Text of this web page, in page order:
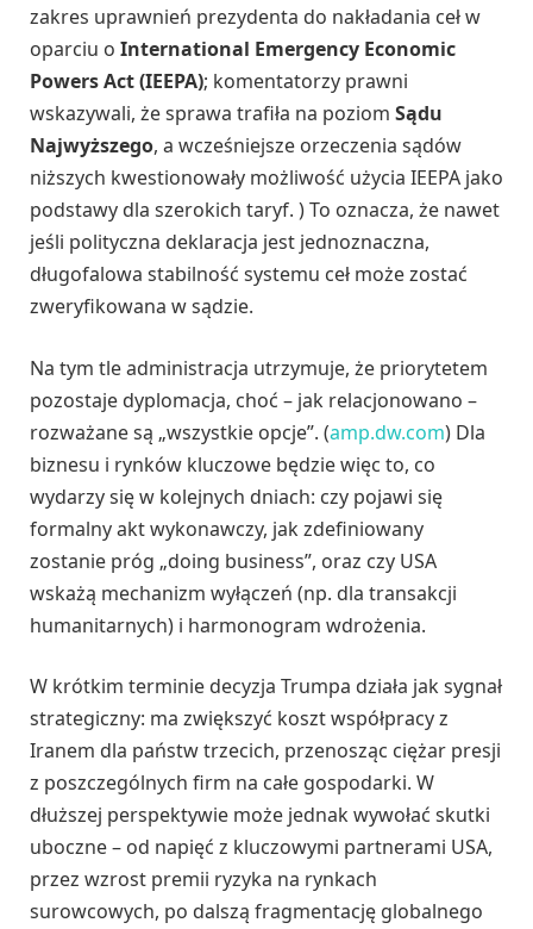
zakres uprawnień prezydenta do nakładania ceł w
oparciu o International Emergency Economic
Powers Act (IEEPA); komentatorzy prawni
wskazywali, że sprawa trafiła na poziom Sądu
Najwyższego, a wcześniejsze orzeczenia sądów
niższych kwestionowały możliwość użycia IEEPA jako
podstawy dla szerokich taryf. ) To oznacza, że nawet
jeśli polityczna deklaracja jest jednoznaczna,
długofalowa stabilność systemu ceł może zostać
zweryfikowana w sądzie.
Na tym tle administracja utrzymuje, że priorytetem
pozostaje dyplomacja, choć – jak relacjonowano –
rozważane są „wszystkie opcje”. (amp.dw.com) Dla
biznesu i rynków kluczowe będzie więc to, co
wydarzy się w kolejnych dniach: czy pojawi się
formalny akt wykonawczy, jak zdefiniowany
zostanie próg „doing business”, oraz czy USA
wskażą mechanizm wyłączeń (np. dla transakcji
humanitarnych) i harmonogram wdrożenia.
W krótkim terminie decyzja Trumpa działa jak sygnał
strategiczny: ma zwiększyć koszt współpracy z
Iranem dla państw trzecich, przenosząc ciężar presji
z poszczególnych firm na całe gospodarki. W
dłuższej perspektywie może jednak wywołać skutki
uboczne – od napięć z kluczowymi partnerami USA,
przez wzrost premii ryzyka na rynkach
surowcowych, po dalszą fragmentację globalnego